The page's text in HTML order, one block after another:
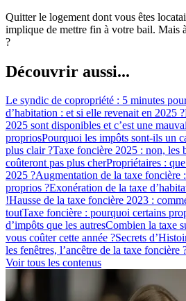
Quitter le logement dont vous êtes
implique de mettre fin à votre bail. Mais
?
Découvrir aussi...
Le syndic de copropriété : 5 minutes
d’habitation : et si elle revenait en 2025 ?
2025 sont disponibles et c’est une
propriosPourquoi les impôts sont-ils un
plus clair ?Taxe foncière 2025 : non, les
coûteront pas plus cherPropriétaires :
2025 ?Augmentation de la taxe foncière
proprios ?Exonération de la taxe
!Hausse de la taxe foncière 2023 :
toutTaxe foncière : pourquoi certains
d’impôts que les autresCombien la taxe
vous coûter cette année ?Secrets
les fenêtres, l’ancêtre de la taxe foncière
Voir tous les contenus